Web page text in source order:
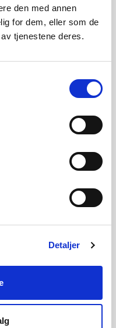
den med annen
for dem, eller som de
tjenestene deres.
Detaljer
av et
med